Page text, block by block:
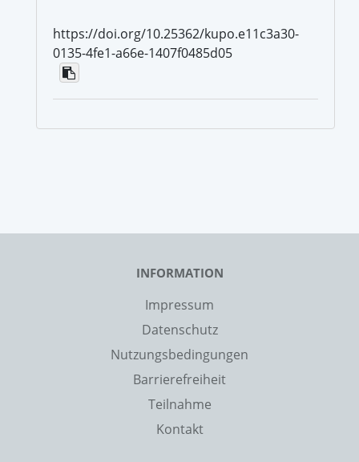
https://doi.org/10.25362/kupo.e11c3a30-
0135-4fe1-a66e-1407f0485d05
INFORMATION
Impressum
Datenschutz
Nutzungsbedingungen
Barrierefreiheit
Teilnahme
Kontakt